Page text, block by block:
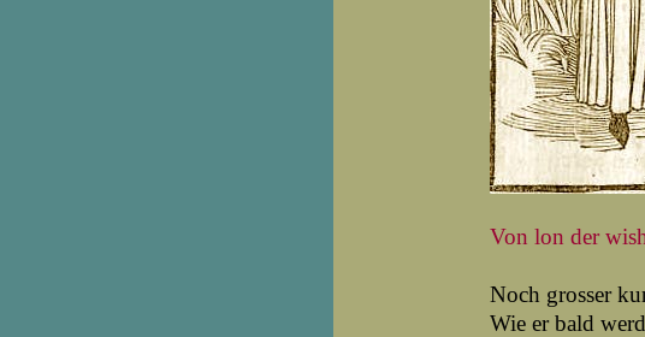
Von lon der
Noch grosser
Wie er bald